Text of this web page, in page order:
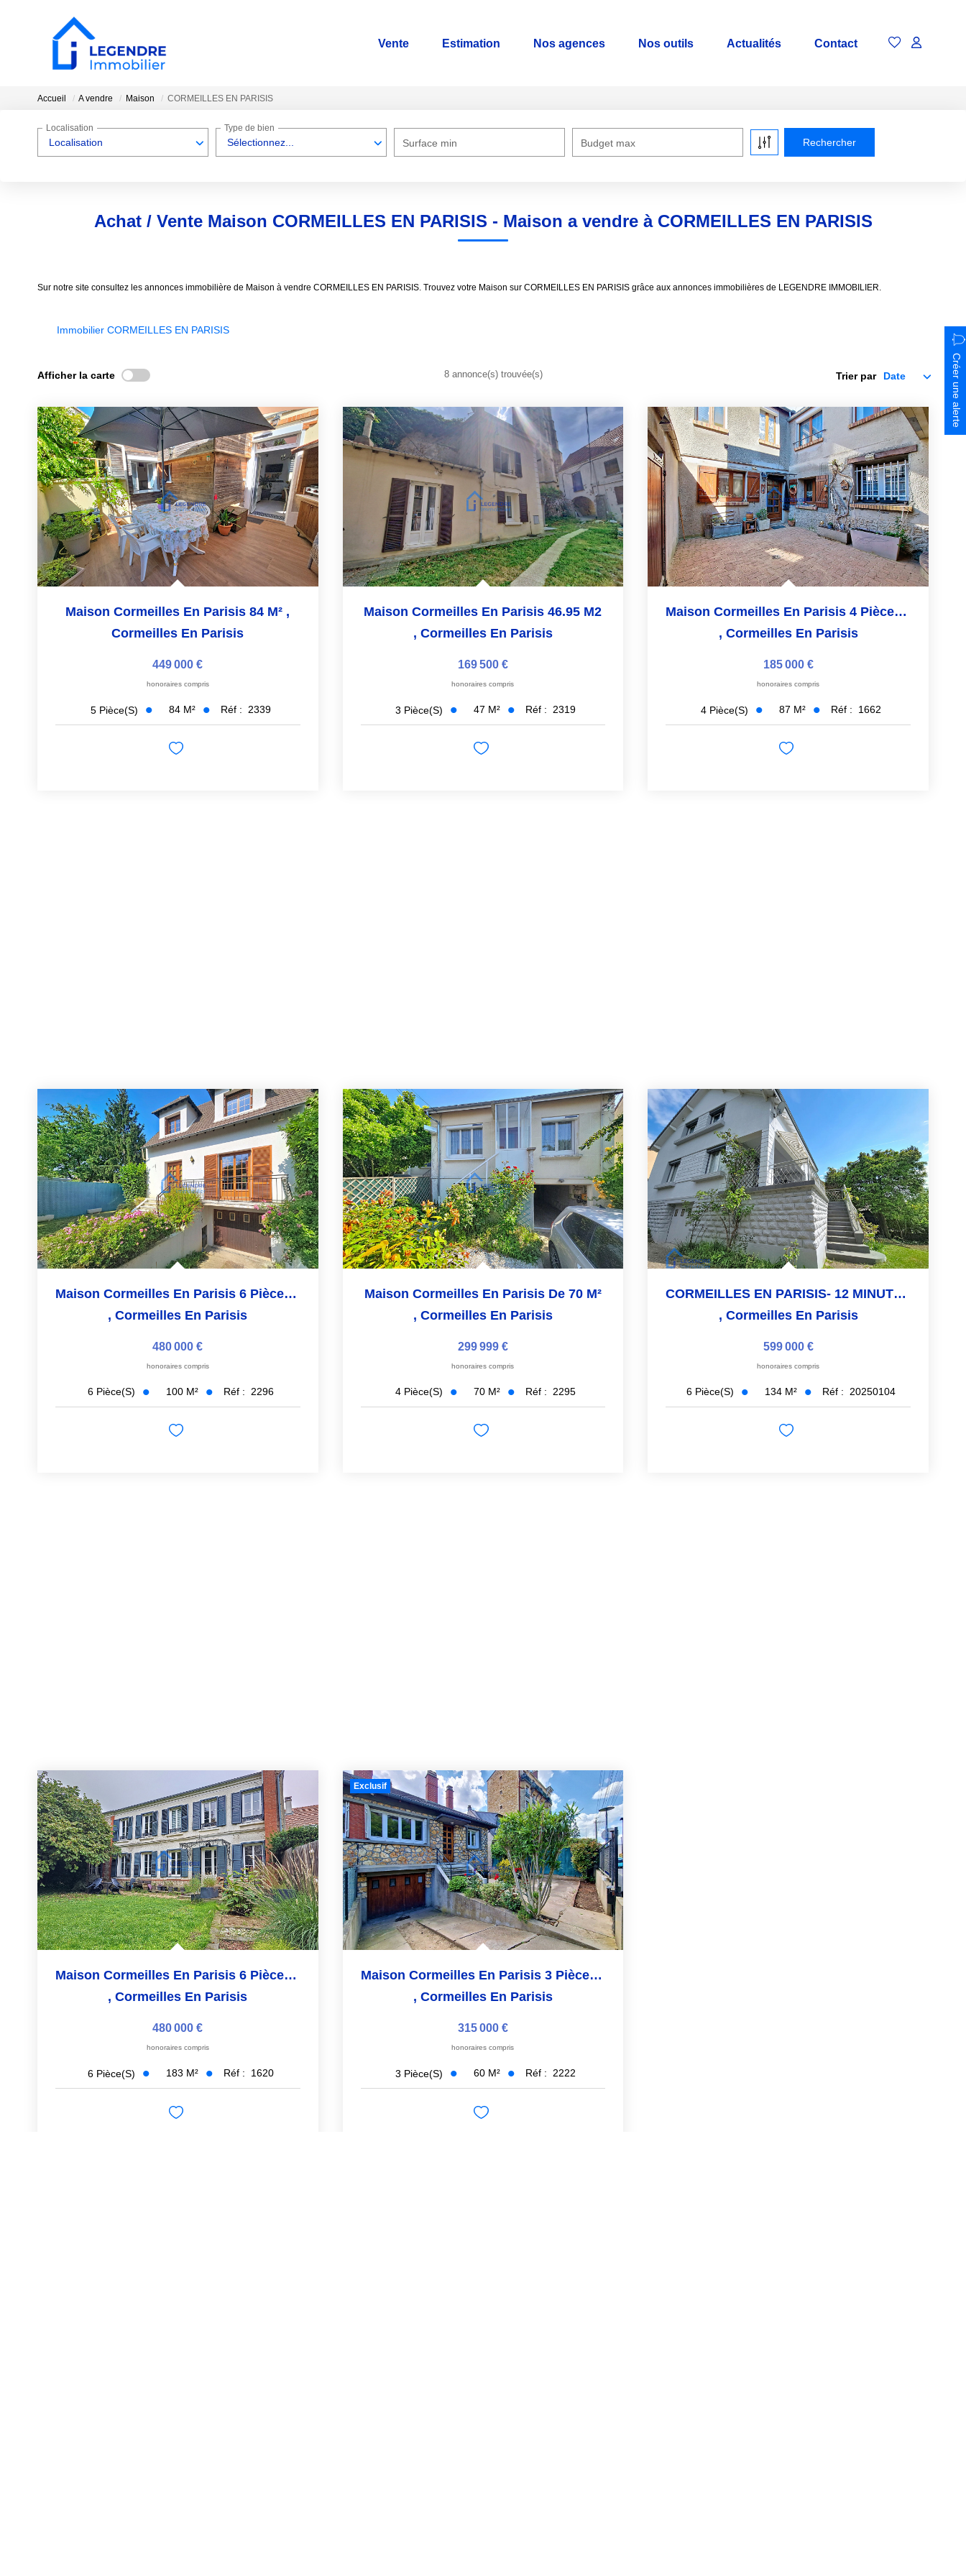
Vente Estimation Nos agences Nos outils Actualités Contact
Accueil A vendre Maison CORMEILLES EN PARISIS
Localisation
Localisation
Sélectionnez...
Type de bien
Surface min Budget max
Achat / Vente Maison CORMEILLES EN PARISIS - Maison a vendre à CORMEILLES EN PARISIS
Sur notre site consultez les annonces immobilière de Maison à vendre CORMEILLES EN PARISIS. Trouvez votre Maison sur CORMEILLES EN PARISIS grâce aux annonces immobilières de LEGENDRE IMMOBILIER.
Immobilier CORMEILLES EN PARISIS
Créer une alerte
Afficher la carte 8 annonce(s) trouvée(s) Trier par
Maison Cormeilles En Parisis 84 M² ,
Cormeilles En Parisis
449 000 €
honoraires compris
5 Pièce(s) 84 M² Réf : 2339
Maison Cormeilles En Parisis 46.95 M2
, Cormeilles En Parisis
169 500 €
honoraires compris
3 Pièce(s) 47 M² Réf : 2319
Maison Cormeilles En Parisis 4 Pièce(s) 87 M2
, Cormeilles En Parisis
185 000 €
honoraires compris
4 Pièce(s) 87 M² Réf : 1662
Maison Cormeilles En Parisis 6 Pièce(s) 91 M² Carrez
,Cormeilles En Parisis
480 000 €
honoraires compris
6 Pièce(s) 100 M² Réf : 2296
Maison Cormeilles En Parisis De 70 M²
, Cormeilles En Parisis
299 999 €
honoraires compris
4 Pièce(s) 70 M² Réf : 2295
CORMEILLES EN PARISIS- 12 MINUTES GARE
, Cormeilles En Parisis
599 000 €
honoraires compris
6 Pièce(s) 134 M² Réf : 20250104
Maison Cormeilles En Parisis 6 Pièce(s) 183 M2
,Cormeilles En Parisis
480 000 €
honoraires compris
6 Pièce(s) 183 M² Réf : 1620
Exclusif
Maison Cormeilles En Parisis 3 Pièce(s) 60 M2
, Cormeilles En Parisis
315 000 €
honoraires compris
3 Pièce(s) 60 M² Réf : 2222